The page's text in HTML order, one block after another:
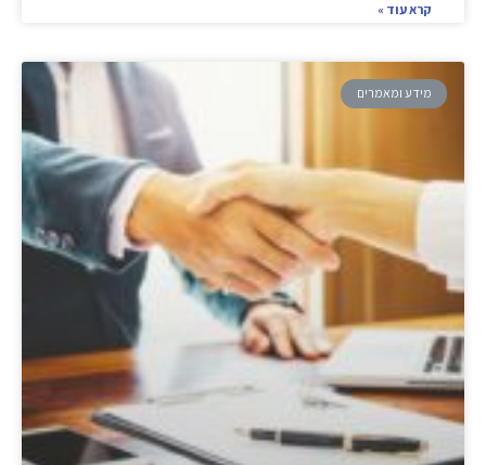
קרא עוד »
מידע ומאמרים